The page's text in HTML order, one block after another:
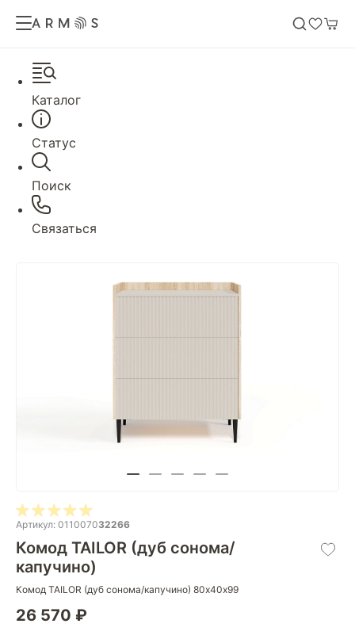
Каталог
Статус
Поиск
Связаться
Артикул: 011007032266
Комод TAILOR (дуб сонома/
капучино)
Комод TAILOR (дуб сонома/капучино) 80х40х99
26 570 ₽